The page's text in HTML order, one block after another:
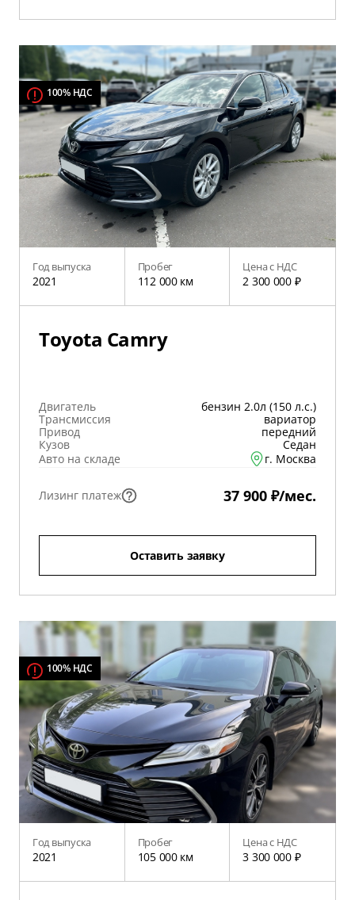
100% НДС
Год выпуска
2021
Пробег
112 000 км
Цена с НДС
2 300 000 ₽
Toyota Camry
Двигатель
бензин 2.0л (150 л.с.)
Трансмиссия
вариатор
Привод
передний
Кузов
Седан
Авто на складе
г. Москва
Лизинг платеж 37 900 ₽/мес.
Оставить заявку
100% НДС
Год выпуска
2021
Пробег
105 000 км
Цена с НДС
3 300 000 ₽